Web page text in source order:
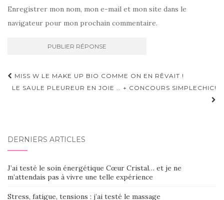
Enregistrer mon nom, mon e-mail et mon site dans le
navigateur pour mon prochain commentaire.
Navigation
d'article
MISS W LE MAKE UP BIO COMME ON EN RÊVAIT !
LE SAULE PLEUREUR EN JOIE … + CONCOURS SIMPLECHIC!
DERNIERS ARTICLES
J’ai testé le soin énergétique Cœur Cristal… et je ne
m’attendais pas à vivre une telle expérience
Stress, fatigue, tensions : j’ai testé le massage